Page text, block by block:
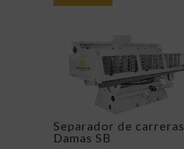
Separador de carreras
Damas SB